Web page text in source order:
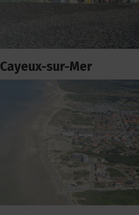
Cayeux-sur-Mer